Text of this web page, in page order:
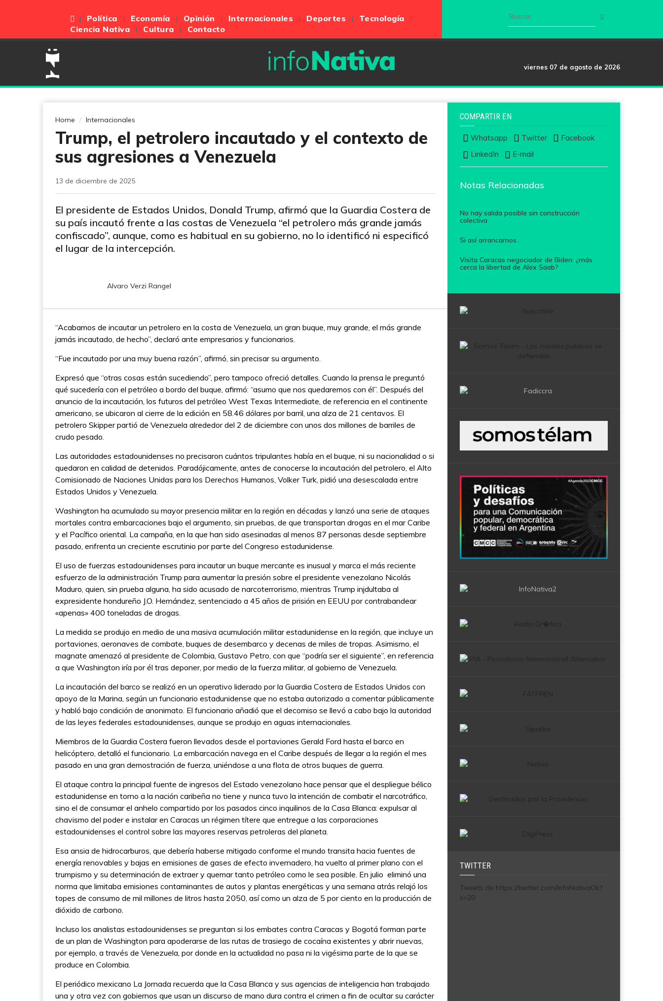
Política Economía Opinión Internacionales Deportes
Tecnología
Ciencia Nativa
Cultura Contacto
viernes 07 de agosto de 2026
Home Internacionales
Trump, el petrolero incautado y el contexto de
sus agresiones a Venezuela
13 de diciembre de 2025
El presidente de Estados Unidos, Donald Trump, afirmó que la Guardia Costera de
su país incautó frente a las costas de Venezuela “el petrolero más grande jamás
confiscado”, aunque, como es habitual en su gobierno, no lo identificó ni especificó
el lugar de la intercepción.
Alvaro Verzi Rangel
“Acabamos de incautar un petrolero en la costa de Venezuela, un gran buque, muy grande, el más grande
jamás incautado, de hecho”, declaró ante empresarios y funcionarios.
“Fue incautado por una muy buena razón”, afirmó, sin precisar su argumento.
Expresó que “otras cosas están sucediendo”, pero tampoco ofreció detalles. Cuando la prensa le preguntó
qué sucedería con el petróleo a bordo del buque, afirmó: “asumo que nos quedaremos con él”. Después del
anuncio de la incautación, los futuros del petróleo West Texas Intermediate, de referencia en el continente
americano, se ubicaron al cierre de la edición en 58.46 dólares por barril, una alza de 21 centavos. El
petrolero Skipper partió de Venezuela alrededor del 2 de diciembre con unos dos millones de barriles de
crudo pesado.
Las autoridades estadounidenses no precisaron cuántos tripulantes había en el buque, ni su nacionalidad o si
quedaron en calidad de detenidos. Paradójicamente, antes de conocerse la incautación del petrolero, el Alto
Comisionado de Naciones Unidas para los Derechos Humanos, Volker Turk, pidió una desescalada entre
Estados Unidos y Venezuela.
Washington ha acumulado su mayor presencia militar en la región en décadas y lanzó una serie de ataques
mortales contra embarcaciones bajo el argumento, sin pruebas, de que transportan drogas en el mar Caribe
y el Pacífico oriental. La campaña, en la que han sido asesinadas al menos 87 personas desde septiembre
pasado, enfrenta un creciente escrutinio por parte del Congreso estadunidense.
El uso de fuerzas estadounidenses para incautar un buque mercante es inusual y marca el más reciente
esfuerzo de la administración Trump para aumentar la presión sobre el presidente venezolano Nicolás
Maduro, quien, sin prueba alguna, ha sido acusado de narcoterrorismo, mientras Trump injdultaba al
expresidente hondureño J.O. Hernández, sentenciado a 45 años de prisión en EEUU por contrabandear
«apenas» 400 toneladas de drogas.
La medida se produjo en medio de una masiva acumulación militar estadunidense en la región, que incluye un
portaviones, aeronaves de combate, buques de desembarco y decenas de miles de tropas. Asimismo, el
magnate amenazó al presidente de Colombia, Gustavo Petro, con que “podría ser el siguiente”, en referencia
a que Washington iría por él tras deponer, por medio de la fuerza militar, al gobierno de Venezuela.
La incautación del barco se realizó en un operativo liderado por la Guardia Costera de Estados Unidos con
apoyo de la Marina, según un funcionario estadunidense que no estaba autorizado a comentar públicamente
y habló bajo condición de anonimato. El funcionario añadió que el decomiso se llevó a cabo bajo la autoridad
de las leyes federales estadounidenses, aunque se produjo en aguas internacionales.
Miembros de la Guardia Costera fueron llevados desde el portaviones Gerald Ford hasta el barco en
helicóptero, detalló el funcionario. La embarcación navega en el Caribe después de llegar a la región el mes
pasado en una gran demostración de fuerza, uniéndose a una flota de otros buques de guerra.
El ataque contra la principal fuente de ingresos del Estado venezolano hace pensar que el despliegue bélico
estadunidense en torno a la nación caribeña no tiene y nunca tuvo la intención de combatir el narcotráfico,
sino el de consumar el anhelo compartido por los pasados cinco inquilinos de la Casa Blanca: expulsar al
chavismo del poder e instalar en Caracas un régimen títere que entregue a las corporaciones
estadounidenses el control sobre las mayores reservas petroleras del planeta.
Esa ansia de hidrocarburos, que debería haberse mitigado conforme el mundo transita hacia fuentes de
energía renovables y bajas en emisiones de gases de efecto invernadero, ha vuelto al primer plano con el
trumpismo y su determinación de extraer y quemar tanto petróleo como le sea posible. En julio eliminó una
norma que limitaba emisiones contaminantes de autos y plantas energéticas y una semana atrás relajó los
topes de consumo de mil millones de litros hasta 2050, así como un alza de 5 por ciento en la producción de
dióxido de carbono.
Incluso los analistas estadounidenses se preguntan si los embates contra Caracas y Bogotá forman parte
de un plan de Washington para apoderarse de las rutas de trasiego de cocaína existentes y abrir nuevas,
por ejemplo, a través de Venezuela, por donde en la actualidad no pasa ni la vigésima parte de la que se
produce en Colombia.
El periódico mexicano La Jornada recuerda que la Casa Blanca y sus agencias de inteligencia han trabajado
una y otra vez con gobiernos que usan un discurso de mano dura contra el crimen a fin de ocultar su carácter
COMPARTIR EN
Whatsapp Twitter
Facebook
LinkedIn
E-mail
Notas Relacionadas
No hay salida posible sin construcción
colectiva
Si así arrancamos...
Visita Caracas negociador de Biden: ¿más
cerca la libertad de Alex Saab?
TWITTER
Tweets de https://twitter.com/InfoNativaOk?
s=20